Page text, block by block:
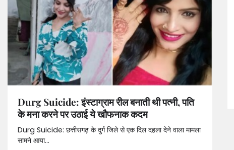
Durg Suicide: इंस्टाग्राम रील बनाती थी पत्नी, पति
के मना करने पर उठाई ये खौफनाक कदम
Durg Suicide: छत्तीसगढ़ के दुर्ग जिले से एक दिल दहला देने वाला मामला
सामने आया…